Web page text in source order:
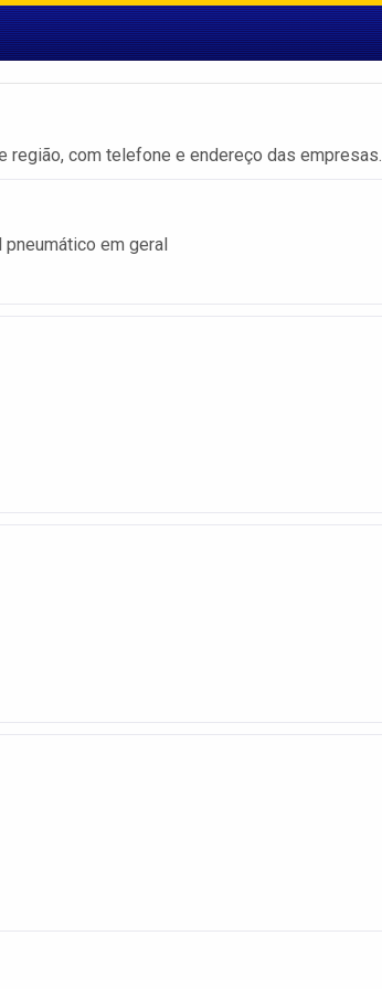
região, com telefone e endereço das empresas.
em geral